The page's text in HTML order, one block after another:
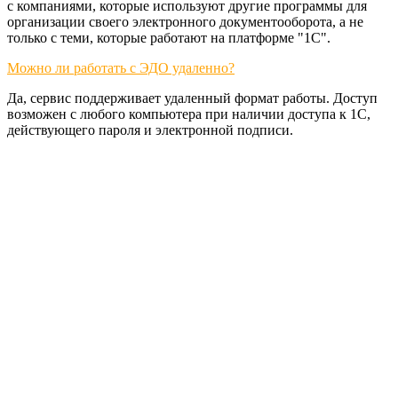
с компаниями, которые используют другие программы для
организации своего электронного документооборота, а не
только с теми, которые работают на платформе "1С".
Можно ли работать с ЭДО удаленно?
Да, сервис поддерживает удаленный формат работы. Доступ
возможен с любого компьютера при наличии доступа к 1С,
действующего пароля и электронной подписи.